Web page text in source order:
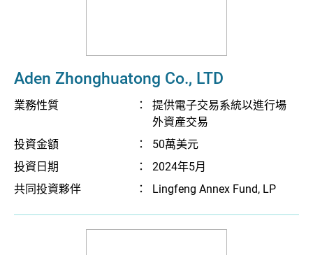
Aden Zhonghuatong Co., LTD
業務性質 ：
提供電子交易系統以進行場
外資產交易
投資金額
：
50萬美元
投資日期
：
2024年5月
共同投資夥伴
： Lingfeng Annex Fund, LP